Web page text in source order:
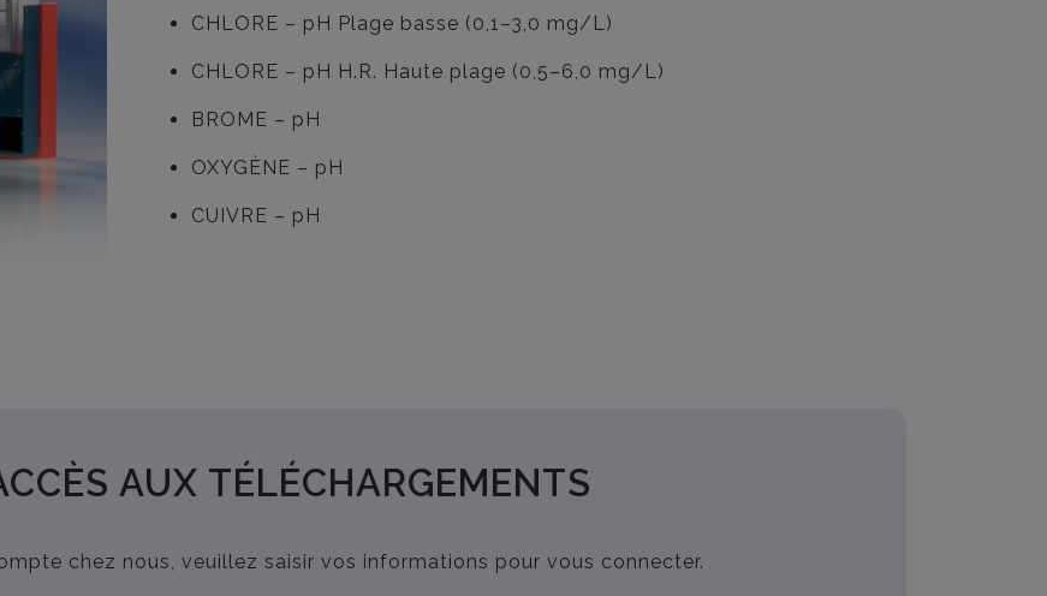
CHLORE – pH Plage basse (0,1–3,0 mg/L)
CHLORE – pH H.R. Haute plage (0,5–6,0 mg/L)
BROME – pH
OXYGÈNE – pH
CUIVRE – pH
AUX TÉLÉCHARGEMENTS
chez nous, veuillez saisir vos informations pour vous connecter.